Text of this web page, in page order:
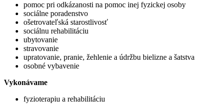
pomoc pri odkázanosti na pomoc inej fyzickej osoby
sociálne poradenstvo
ošetrovateľská starostlivosť
sociálnu rehabilitáciu
ubytovanie
stravovanie
upratovanie, pranie, žehlenie a údržbu bielizne a šatstva
osobné vybavenie
Vykonávame
fyzioterapiu a rehabilitáciu